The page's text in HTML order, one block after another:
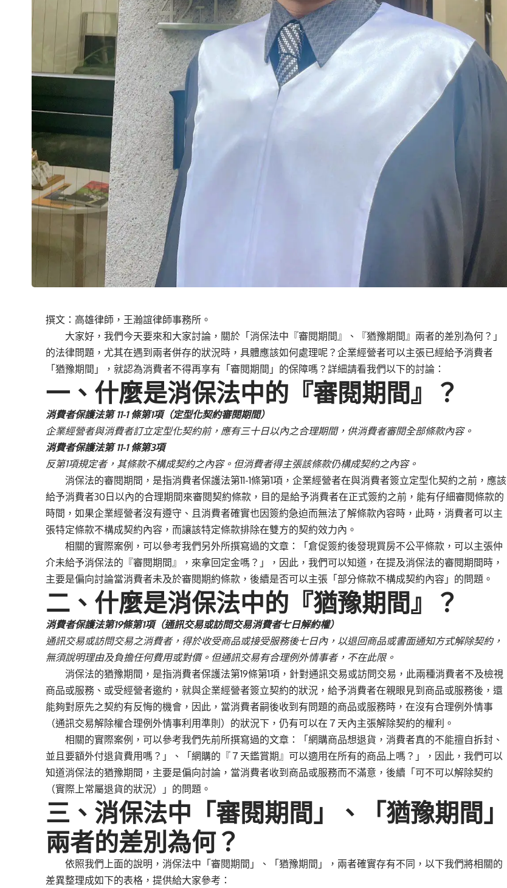
撰文：高雄律師，王瀚誼律師事務所。
大家好，我們今天要來和大家討論，關於「消保法中『審閱期間』、『猶豫期間』兩者的差別為何？」
的法律問題，尤其在遇到兩者併存的狀況時，具體應該如何處理呢？企業經營者可以主張已經給予消費者
「猶豫期間」，就認為消費者不得再享有「審閱期間」的保障嗎？詳細請看我們以下的討論：
一、什麼是消保法中的『審閱期間』？
消費者保護法第 11-1 條第1項（定型化契約審閱期間）
企業經營者與消費者訂立定型化契約前，應有三十日以內之合理期間，供消費者審閱全部條款內容。
消費者保護法第 11-1 條第3項
反第1項規定者，其條款不構成契約之內容。但消費者得主張該條款仍構成契約之內容。
消保法的審閱期間，是指消費者保護法第11-1條第1項，企業經營者在與消費者簽立定型化契約之前，應該
給予消費者30日以內的合理期間來審閱契約條款，目的是給予消費者在正式簽約之前，能有仔細審閱條款的
時間，如果企業經營者沒有遵守、且消費者確實也因簽約急迫而無法了解條款內容時，此時，消費者可以主
張特定條款不構成契約內容，而讓該特定條款排除在雙方的契約效力內。
相關的實際案例，可以參考我們另外所撰寫過的文章：「倉促簽約後發現買房不公平條款，可以主張仲
介未給予消保法的『審閱期間』，來拿回定金嗎？ 」
，因此，我們可以知道，在提及消保法的審閱期間時，
主要是偏向討論當消費者未及於審閱期約條款，後續是否可以主張「部分條款不構成契約內容」的問題。
二、什麼是消保法中的『猶豫期間』？
消費者保護法第19條第1項（通訊交易或訪問交易消費者七日解約權）
通訊交易或訪問交易之消費者，得於收受商品或接受服務後七日內，以退回商品或書面通知方式解除契約，
無須說明理由及負擔任何費用或對價。但通訊交易有合理例外情事者，不在此限。
消保法的猶豫期間，是指消費者保護法第19條第1項，針對通訊交易或訪問交易，此兩種消費者不及檢視
商品或服務、或受經營者邀約，就與企業經營者簽立契約的狀況，給予消費者在親眼見到商品或服務後，還
能夠對原先之契約有反悔的機會，因此，當消費者嗣後收到有問題的商品或服務時，在沒有合理例外情事
（通訊交易解除權合理例外情事利用準則 ）的狀況下，仍有可以在７天內主張解除契約的權利。
相關的實際案例，可以參考我們先前所撰寫過的文章：「網購商品想退貨，消費者真的不能擅自拆封、
並且要額外付退貨費用嗎？ 」、「網購的『７天鑑賞期』可以適用在所有的商品上嗎？ 」，因此，我們可以
知道消保法的猶豫期間，主要是偏向討論，當消費者收到商品或服務而不滿意，後續「可不可以解除契約
（實際上常屬退貨的狀況）」的問題。
三、消保法中「審閱期間」、「猶豫期間」
兩者的差別為何？
依照我們上面的說明，消保法中「審閱期間」、「猶豫期間」，兩者確實存有不同，以下我們將相關的
差異整理成如下的表格，提供給大家參考：